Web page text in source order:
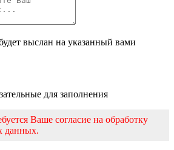
выслан на указанный вами
для заполнения
Ваше согласие на обработку
данных.